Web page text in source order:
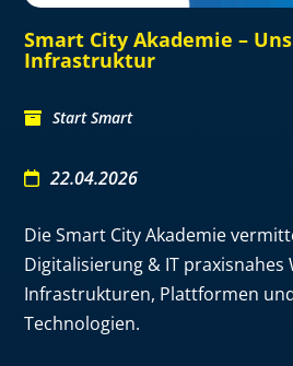
Smart City Akademie –
Infrastruktur
Start Smart
22.04.2026
Die Smart City Akademie
Digitalisierung & IT praxisnahes
Infrastrukturen, Plattformen
Technologien.